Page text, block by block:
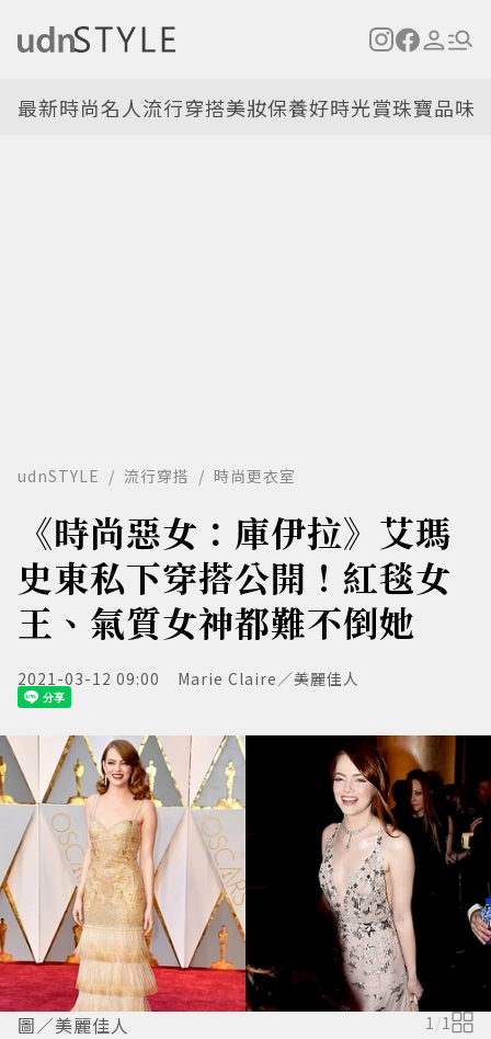
最新時尚名人流行穿搭美妝保養好時光賞珠寶品味
udnSTYLE 流行穿搭 時尚更衣室
《時尚惡女：庫伊拉》艾瑪
史東私下穿搭公開！紅毯女
王、氣質女神都難不倒她
2021-03-12 09:00 Marie Claire／美麗佳人
圖／美麗佳人 1 /1